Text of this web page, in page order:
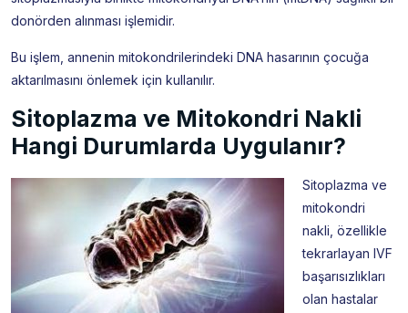
donörden alınması işlemidir.
Bu işlem, annenin mitokondrilerindeki DNA hasarının çocuğa
aktarılmasını önlemek için kullanılır.
Sitoplazma ve Mitokondri Nakli
Hangi Durumlarda Uygulanır?
Sitoplazma ve
mitokondri
nakli, özellikle
tekrarlayan IVF
başarısızlıkları
olan hastalar